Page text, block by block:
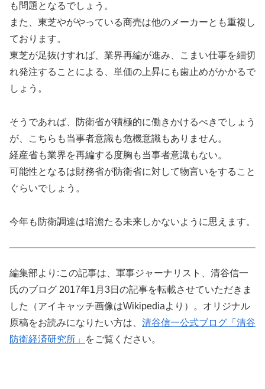
も問題となるでしょう。
また、東芝やがやっている商売は他のメーカーとも重複し
ております。
東芝が足抜けすれば、業界再編が進み、こまい仕事を細切
れ発注することによる、単価の上昇にも歯止めがかかるで
しょう。
そうであれば、防衛省が積極的に働きかけるべきでしょう
が、こちらも当事者意識も危機意識もありません。
経産省も業界を再編する度胸も当事者意識もない。
可能性となるは財務省が防衛省に対して物言いをすること
ぐらいでしょう。
今年も防衛調達は暗澹たる未来しかないように思えます。
編集部より:この記事は、軍事ジャーナリスト、清谷信一
氏のブログ 2017年1月3日の記事を転載させていただきま
した（アイキャッチ画像はWikipediaより）。オリジナル
原稿をお読みになりたい方は、 清谷信一公式ブログ「清谷
防衛経済研究所」
をご覧ください。